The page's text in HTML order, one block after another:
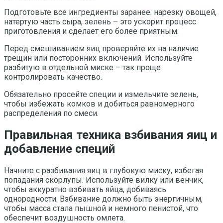
Подготовьте все ингредиенты заранее: нарезку овощей,
натертую часть сыра, зелень – это ускорит процесс
приготовления и сделает его более приятным.
Перед смешиванием яиц проверяйте их на наличие
трещин или посторонних включений. Используйте
разбитую в отдельной миске – так проще
контролировать качество.
Обязательно просейте специи и измельчите зелень,
чтобы избежать комков и добиться равномерного
распределения по смеси.
Правильная техника взбивания яиц и
добавление специй
Начните с разбивания яиц в глубокую миску, избегая
попадания скорлупы. Используйте вилку или венчик,
чтобы аккуратно взбивать яйца, добиваясь
однородности. Взбивание должно быть энергичным,
чтобы масса стала пышной и немного пенистой, что
обеспечит воздушность омлета.